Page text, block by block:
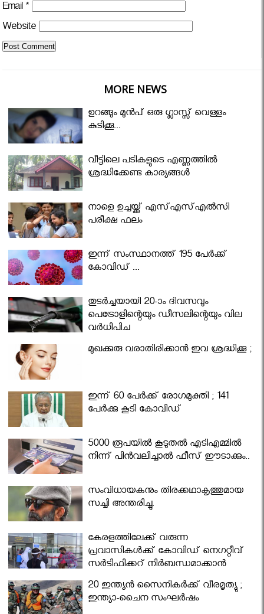
Email *
Website
MORE NEWS
ഉറങ്ങും മുന്‍പ് ഒരു ഗ്ലാസ്സ് വെള്ളം
കുടിക്കൂ...
വീട്ടിലെ പടികളുടെ എണ്ണത്തിൽ
ശ്രദ്ധിക്കേണ്ട കാര്യങ്ങൾ
നാളെ ഉച്ചയ്ക്ക് എസ്എസ്എല്‍സി
പരീക്ഷ ഫലം
ഇന്ന് സംസ്ഥാനത്ത് 195 പേര്‍ക്ക്
കോവിഡ് ...
തുടർച്ചയായി 20-ാം ദിവസവും
പെട്രോളിന്റെയും ഡീസലിന്റെയും വില
വര്‍ധിപ്പിച്ചു
മുഖക്കുരു വരാതിരിക്കാന്‍ ഇവ ശ്രദ്ധിക്കൂ ;
ഇന്ന് 60 പേർക്ക് രോഗമുക്തി ; 141
പേര്‍ക്കു കൂടി കോവിഡ്
5000 രൂപയിൽ കൂടുതൽ എടിഎമ്മിൽ
നിന്ന് പിൻവലിച്ചാൽ ഫീസ് ഈടാക്കും..
സംവിധായകനും തിരക്കഥാകൃത്തുമായ
സച്ചി അന്തരിച്ചു.
കേരളത്തിലേക്ക് വരുന്ന
പ്രവാസികള്‍ക്ക് കോവിഡ് നെഗറ്റീവ്
സര്‍ട്ടിഫിക്കറ്റ് നിർബന്ധമാക്കാൻ
മന്ത്രിസഭ
20 ഇന്ത്യൻ സൈനികർക്ക് വീരമൃത്യു ;
ഇന്ത്യാ-ചൈന സംഘർഷം